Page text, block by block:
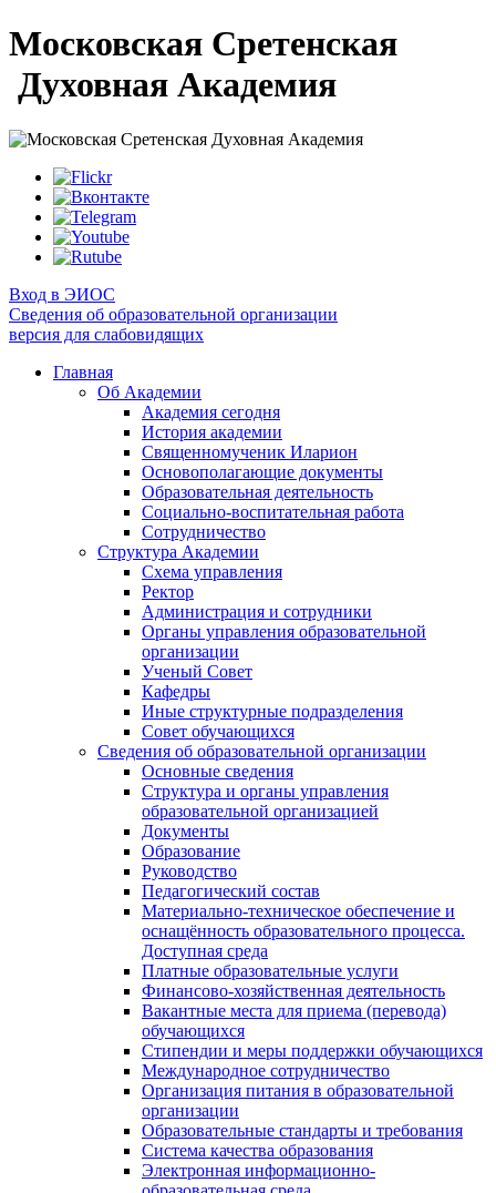
Московская Сретенская
Духовная Академия
Вход в ЭИОС
Сведения об образовательной организации
версия для слабовидящих
Главная
Об Академии
Академия сегодня
История академии
Священномученик Иларион
Основополагающие документы
Образовательная деятельность
Социально-воспитательная работа
Сотрудничество
Структура Академии
Схема управления
Ректор
Администрация и сотрудники
Органы управления образовательной
организации
Ученый Совет
Кафедры
Иные структурные подразделения
Совет обучающихся
Сведения об образовательной организации
Основные сведения
Структура и органы управления
образовательной организацией
Документы
Образование
Руководство
Педагогический состав
Материально-техническое обеспечение и
оснащённость образовательного процесса.
Доступная среда
Платные образовательные услуги
Финансово-хозяйственная деятельность
Вакантные места для приема (перевода)
обучающихся
Стипендии и меры поддержки обучающихся
Международное сотрудничество
Организация питания в образовательной
организации
Образовательные стандарты и требования
Система качества образования
Электронная информационно-